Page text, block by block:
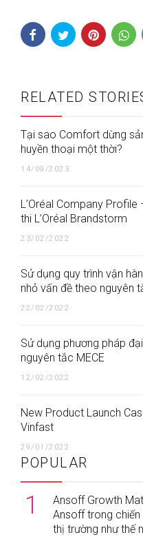
RELATED
Tại sao Comfort dừng
huyền thoại một thời?
14/09/2023
L’Oréal Company
thi L’Oréal Brandstorm
23/02/2022
Sử dụng quy trình vận
nhỏ vấn đề theo nguyên
22/02/2022
Sử dụng phương pháp
nguyên tắc MECE
12/02/2022
New Product Launch
Vinfast
29/01/2022
POPULAR
1
Ansoff Growth
Ansoff trong
thị trường như thế